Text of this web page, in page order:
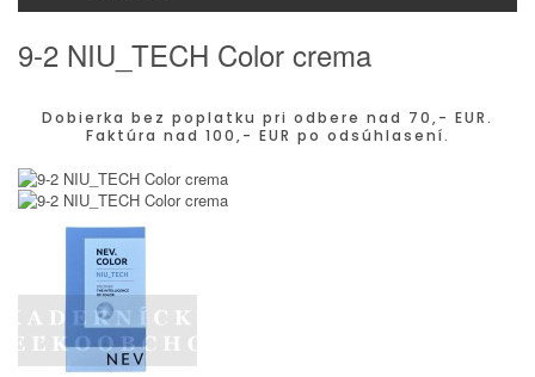
9-2 NIU_TECH Color crema
Dobierka bez poplatku pri odbere nad 70,- EUR.
Faktúra nad 100,- EUR po odsúhlasení.